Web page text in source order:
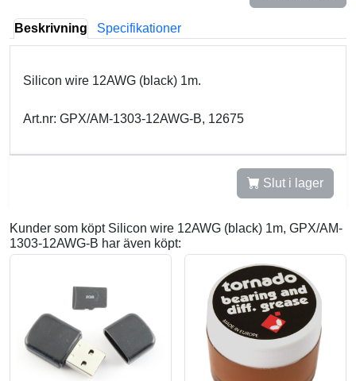
Beskrivning Specifikationer
Silicon wire 12AWG (black) 1m.
Art.nr: GPX/AM-1303-12AWG-B, 12675
Slut i lager
Kunder som köpt Silicon wire 12AWG (black) 1m, GPX/AM-
1303-12AWG-B har även köpt: